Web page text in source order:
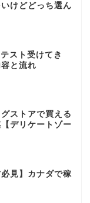
けどどっち選ん
スト受けてき
と流れ
ストアで買える
デリケートゾー
必見】カナダで稼